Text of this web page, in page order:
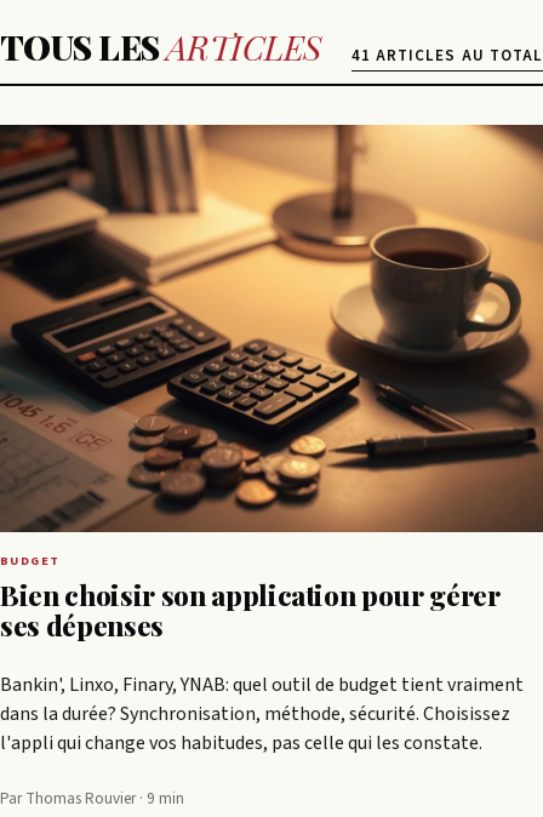
TOUS LESARTICLES 41 ARTICLES AU TOTAL
BUDGET
Bien choisir son application pour gérer
ses dépenses
Bankin', Linxo, Finary, YNAB: quel outil de budget tient vraiment
dans la durée? Synchronisation, méthode, sécurité. Choisissez
l'appli qui change vos habitudes, pas celle qui les constate.
Par Thomas Rouvier · 9 min